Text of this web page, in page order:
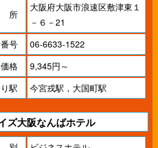
所
大阪府大阪市浪速区敷津東１
－６－21
号
06-6633-1522
格
9,345円～
駅
今宮戎駅，大国町駅
ズ大阪なんばホテル